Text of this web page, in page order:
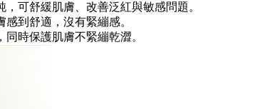
可舒緩肌膚、改善泛紅與敏感問題。
到舒適，沒有緊繃感。
時保護肌膚不緊繃乾澀。